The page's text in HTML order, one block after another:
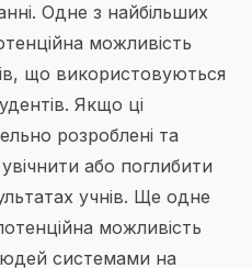
Одне з найбільших
можливість
що використовуються
Якщо ці
розроблені та
або поглибити
учнів. Ще одне
можливість
системами на